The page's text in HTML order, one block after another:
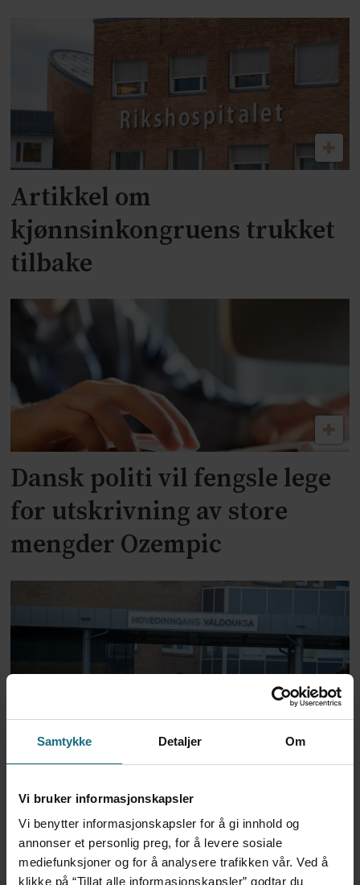
Samtykke Detaljer Om
Vi bruker informasjonskapsler
Vi benytter informasjonskapsler for å gi innhold og
annonser et personlig preg, for å levere sosiale
mediefunksjoner og for å analysere trafikken vår. Ved å
klikke på “Tillat alle informasjonskapsler” godtar du
Artikkel om
kjønnsinkongruens trukket
tilbake
Dansk politi vil fengsle lege
for utskrivning av store
mengder Ozempic
Feilmedisinert i 18 år – får
millionerstatning